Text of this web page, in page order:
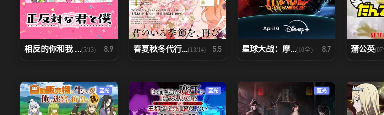
相反的你和我 ...(5/13) 8.9 春夏秋冬代行...(13/14) 5.5 星球大战：摩...(10全) 8.7 蒲公英
蓝光 蓝光 蓝光